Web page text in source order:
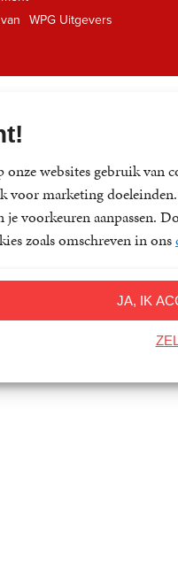
websites gebruik
voor marketing
voorkeuren aanpassen.
zoals omschreven in ons
JA, IK
WPG Uitgevers